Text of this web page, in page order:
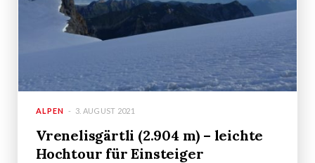
ALPEN 3. AUGUST 2021
Vrenelisgärtli (2.904 m) – leichte
Hochtour für Einsteiger